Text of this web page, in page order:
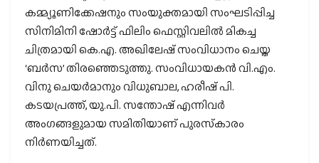
കമ്മ്യൂണിക്കേഷനും സംയുക്തമായി സംഘടിപ്പിച്ച
സിനിമിനി ഷോര്‍ട്ട് ഫിലിം ഫെസ്റ്റിവലില്‍ മികച്ച
ചിത്രമായി കെ.എ. അഖിലേഷ് സംവിധാനം ചെയ്ത
‘ബര്‍സ’ തിരഞ്ഞെടുത്തു. സംവിധായകന്‍ വി.എം.
വിനു ചെയര്‍മാനും വിധുബാല, ഹരീഷ് പി.
കടയപ്രത്ത്, യു.പി. സന്തോഷ് എന്നിവര്‍
അംഗങ്ങളുമായ സമിതിയാണ് പുരസ്‌കാരം
നിര്‍ണയിച്ചത്.